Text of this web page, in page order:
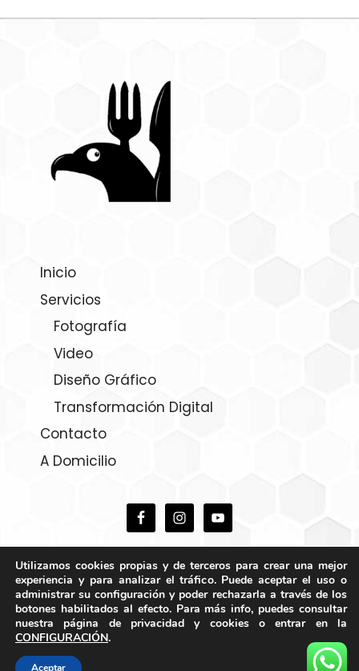
Inicio
Servicios
Fotografía
Video
Diseño Gráfico
Transformación Digital
Contacto
A Domicilio
Utilizamos cookies propias y de terceros para crear una mejor
experiencia y para analizar el tráfico. Puede aceptar el uso o
administrar su configuración y poder rechazarla a través de los
botones habilitados al efecto. Para más info, puedes consultar
nuestra página de privacidad y cookies o entrar en la
CONFIGURACIÓN.
Aceptar